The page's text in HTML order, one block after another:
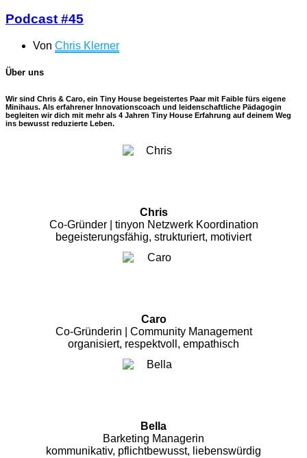
Podcast #45
Von Chris Klerner
Über uns
Wir sind Chris & Caro, ein Tiny House begeistertes Paar mit Faible fürs eigene
Minihaus. Als erfahrener Innovationscoach und leidenschaftliche Pädagogin
begleiten wir dich mit mehr als 4 Jahren Tiny House Erfahrung auf deinem Weg
ins bewusst reduzierte Leben.
Chris
Co-Gründer | tinyon Netzwerk Koordination
begeisterungsfähig, strukturiert, motiviert
Caro
Co-Gründerin | Community Management
organisiert, respektvoll, empathisch
Bella
Barketing Managerin
kommunikativ, pflichtbewusst, liebenswürdig